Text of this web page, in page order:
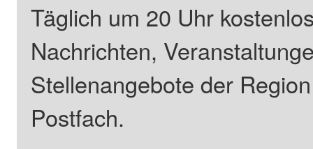
Täglich um 20 Uhr
Nachrichten,
Stellenangebote der
Postfach.